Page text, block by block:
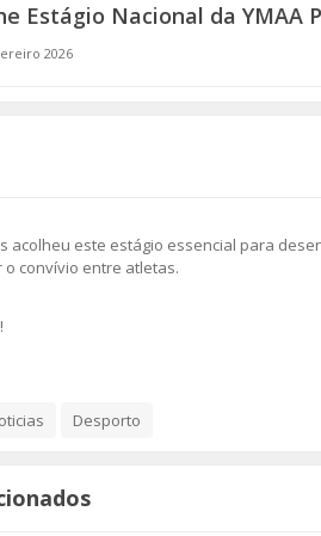
Estágio Nacional da YMAA
2026
acolheu este estágio essencial para
convívio entre atletas.
Desporto